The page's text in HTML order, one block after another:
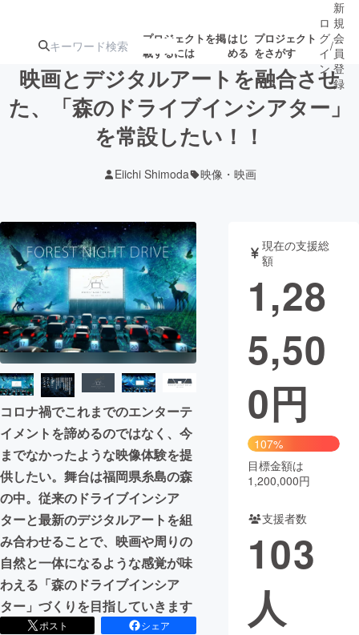
プロジェクトを掲
載するには
はじ
める
プロジェクト
をさがす
注目のリ 注目の新着プロ募集終了が近いプ
テクノロジー・ガジェット
映像・映画 書籍・雑誌
ビジネス・起業 チャレンジ
まちづくり・地域活性化
CAMPFIRE for Social Good
CAMPFIRE Creation
CAMPFIREふるさと納税machi-ya コミュニティ
ロ
グ
イ
ン
/
新
規
会
員
登
録
映画とデジタルアートを融合させ
た、「森のドライブインシアター」
を常設したい！！
Eiichi Shimoda 映像・映画
コロナ禍でこれまでのエンターテ
イメントを諦めるのではなく、今
までなかったような映像体験を提
供したい。舞台は福岡県糸島の森
の中。従来のドライブインシア
ターと最新のデジタルアートを組
み合わせることで、映画や周りの
自然と一体になるような感覚が味
わえる「森のドライブインシア
ター」づくりを目指していきます
ポスト
シェア
現在の支援総
額
1,28
5,50
0円
107%
目標金額は
1,200,000円
支援者数
103
人